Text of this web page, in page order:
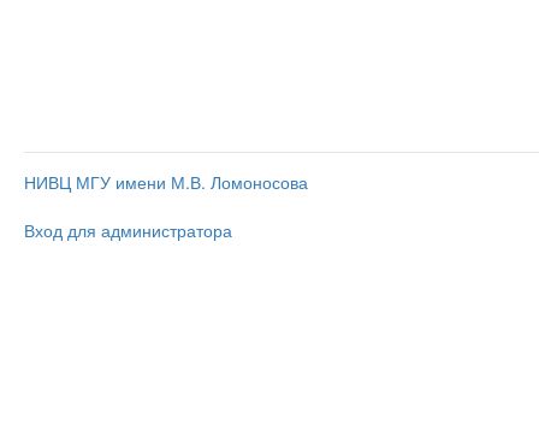
НИВЦ МГУ имени М.В. Ломоносова
Вход для администратора